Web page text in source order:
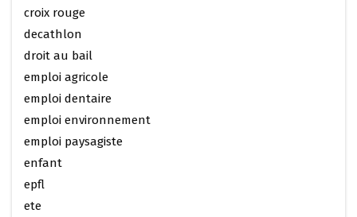
croix rouge
decathlon
droit au bail
emploi agricole
emploi dentaire
emploi environnement
emploi paysagiste
enfant
epfl
ete